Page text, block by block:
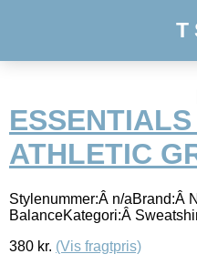
T
ATHLETIC
Stylenummer:Â n/aBrand:Â
BalanceKategori:Â
380 kr. (Vis fragtpris)